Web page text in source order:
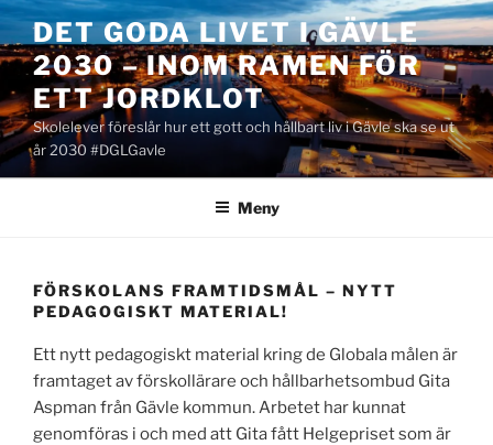
Hoppa
till
innehåll
DET GODA LIVET I GÄVLE
2030 – INOM RAMEN FÖR
ETT JORDKLOT
Skolelever föreslår hur ett gott och hållbart liv i Gävle ska se ut
år 2030 #DGLGavle
Meny
FÖRSKOLANS FRAMTIDSMÅL – NYTT
PEDAGOGISKT MATERIAL!
Ett nytt pedagogiskt material kring de Globala målen är
framtaget av förskollärare och hållbarhetsombud Gita
Aspman från Gävle kommun. Arbetet har kunnat
genomföras i och med att Gita fått Helgepriset som är